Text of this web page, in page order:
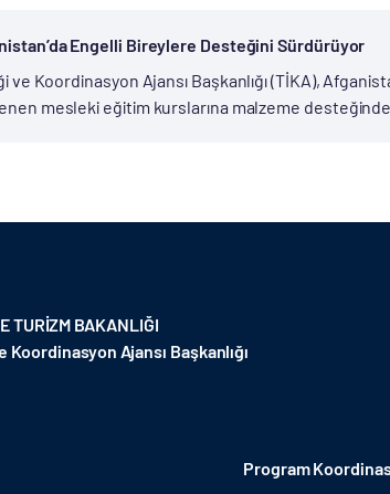
Engelli Bireylere Desteğini Sürdürüyor
ve Koordinasyon Ajansı Başkanlığı (TİKA),
mesleki eğitim kurslarına malzeme
TURİZM BAKANLIĞI
Ajansı Başkanlığı
Program